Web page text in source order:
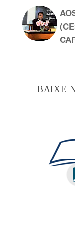
BAIXE